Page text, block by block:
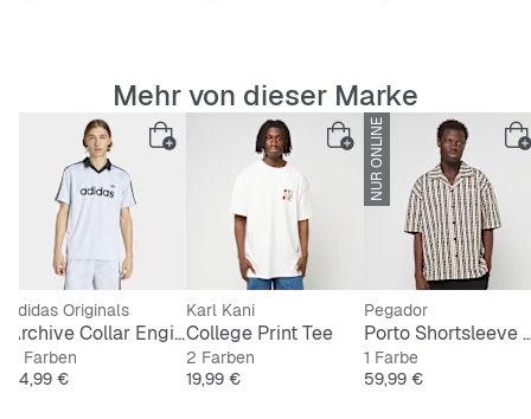
Mehr von dieser Marke
adidas Originals
Archive Collar Engineered Jersey
2 Farben
Preis
54,99 €
Karl Kani
College Print Tee
2 Farben
Preis
19,99 €
NUR ONLINE
Pegador
Porto
1 Farbe
Preis
59,99 €